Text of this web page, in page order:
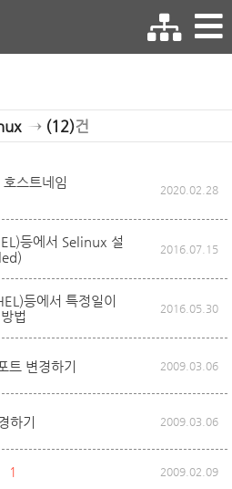
→ (12)건
스트네임
2020.02.28
등에서 Selinux 설
2016.07.15
등에서 특정일이
법
2016.05.30
트 변경하기 2009.03.06
하기 2009.03.06
1 2009.02.09